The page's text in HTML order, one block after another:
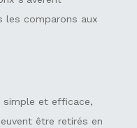
les comparons aux
simple et efficace,
être retirés en